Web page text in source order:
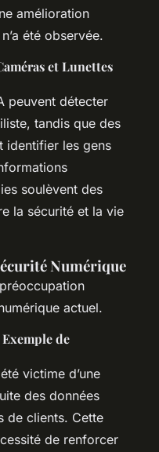
amélioration
été observée.
et Lunettes
peuvent détecter
tandis que des
identifier les gens
soulèvent des
la sécurité et la vie
Numérique
actuel.
de
victime d’une
des données
de clients. Cette
de renforcer